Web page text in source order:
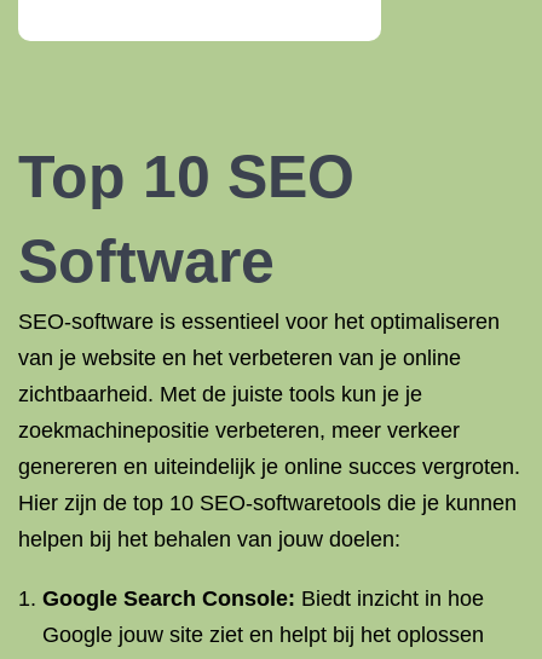
Top 10 SEO
Software
SEO-software is essentieel voor het optimaliseren
van je website en het verbeteren van je online
zichtbaarheid. Met de juiste tools kun je je
zoekmachinepositie verbeteren, meer verkeer
genereren en uiteindelijk je online succes vergroten.
Hier zijn de top 10 SEO-softwaretools die je kunnen
helpen bij het behalen van jouw doelen:
Google Search Console: Biedt inzicht in hoe
Google jouw site ziet en helpt bij het oplossen